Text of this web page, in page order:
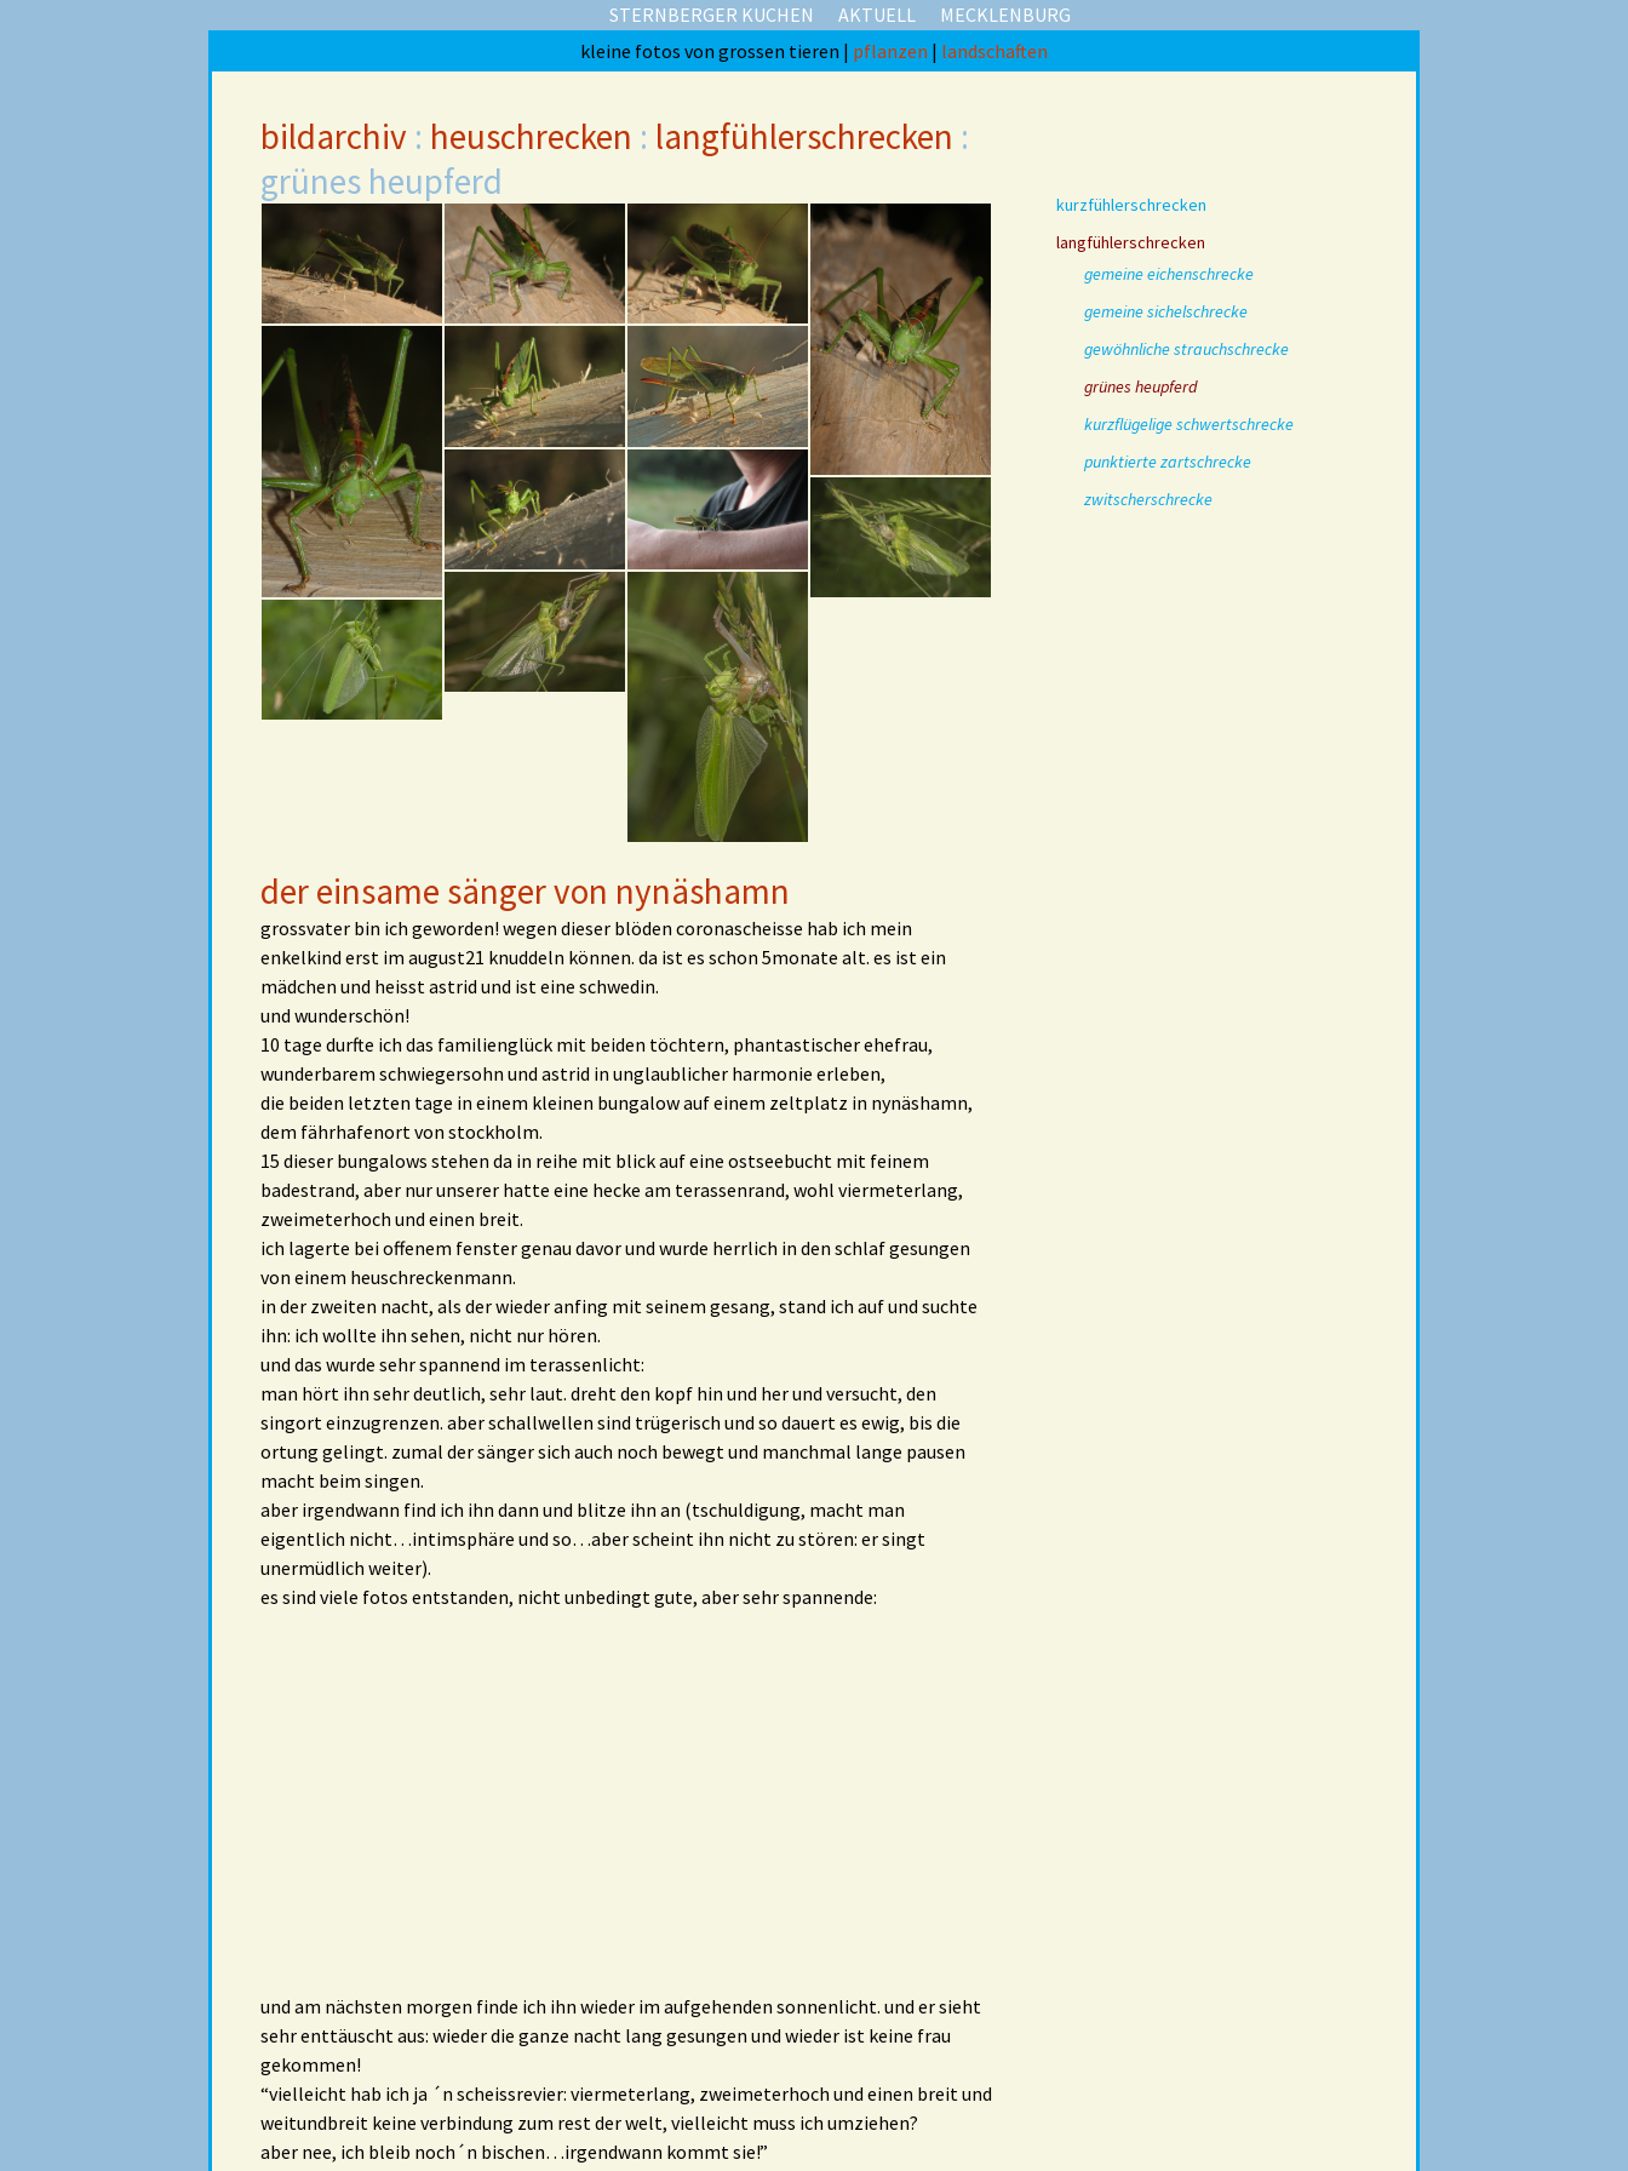
STERNBERGER KUCHEN AKTUELL
MECKLENBURG
kleine fotos von grossen tieren | pflanzen | landschaften
bildarchiv : heuschrecken : langfühlerschrecken :
grünes heupferd
der einsame sänger von nynäshamn
grossvater bin ich geworden! wegen dieser blöden coronascheisse hab ich mein
enkelkind erst im august21 knuddeln können. da ist es schon 5monate alt. es ist ein
mädchen und heisst astrid und ist eine schwedin.
und wunderschön!
10 tage durfte ich das familienglück mit beiden töchtern, phantastischer ehefrau,
wunderbarem schwiegersohn und astrid in unglaublicher harmonie erleben,
die beiden letzten tage in einem kleinen bungalow auf einem zeltplatz in nynäshamn,
dem fährhafenort von stockholm.
15 dieser bungalows stehen da in reihe mit blick auf eine ostseebucht mit feinem
badestrand, aber nur unserer hatte eine hecke am terassenrand, wohl viermeterlang,
zweimeterhoch und einen breit.
ich lagerte bei offenem fenster genau davor und wurde herrlich in den schlaf gesungen
von einem heuschreckenmann.
in der zweiten nacht, als der wieder anfing mit seinem gesang, stand ich auf und suchte
ihn: ich wollte ihn sehen, nicht nur hören.
und das wurde sehr spannend im terassenlicht:
man hört ihn sehr deutlich, sehr laut. dreht den kopf hin und her und versucht, den
singort einzugrenzen. aber schallwellen sind trügerisch und so dauert es ewig, bis die
ortung gelingt. zumal der sänger sich auch noch bewegt und manchmal lange pausen
macht beim singen.
aber irgendwann find ich ihn dann und blitze ihn an (tschuldigung, macht man
eigentlich nicht…intimsphäre und so…aber scheint ihn nicht zu stören: er singt
unermüdlich weiter).
es sind viele fotos entstanden, nicht unbedingt gute, aber sehr spannende:
und am nächsten morgen finde ich ihn wieder im aufgehenden sonnenlicht. und er sieht
sehr enttäuscht aus: wieder die ganze nacht lang gesungen und wieder ist keine frau
gekommen!
“vielleicht hab ich ja ´n scheissrevier: viermeterlang, zweimeterhoch und einen breit und
weitundbreit keine verbindung zum rest der welt, vielleicht muss ich umziehen?
aber nee, ich bleib noch´n bischen…irgendwann kommt sie!”
kurzfühlerschrecken
langfühlerschrecken
gemeine eichenschrecke
gemeine sichelschrecke
gewöhnliche strauchschrecke
grünes heupferd
kurzflügelige schwertschrecke
punktierte zartschrecke
zwitscherschrecke